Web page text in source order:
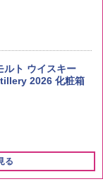
ろう印 無洗米 5
ーブレンド
ルト ウイスキー
2026 化粧箱
る